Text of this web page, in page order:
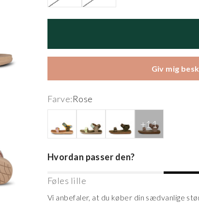
Giv mig
Farve:Rose
Hvordan passer den?
Føles lille
Vi anbefaler, at du køber din sædvanlige